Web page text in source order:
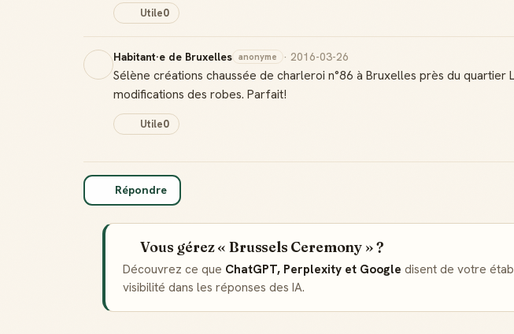
Utile0
Habitant·e de Bruxelles anonyme · 2016-03-26
Sélène créations chaussée de charleroi n°86 à Bruxelles près du
modifications des robes. Parfait!
Utile0
Répondre
Vous gérez « Brussels Ceremony » ?
Découvrez ce que ChatGPT, Perplexity et Google disent de votre
visibilité dans les réponses des IA.